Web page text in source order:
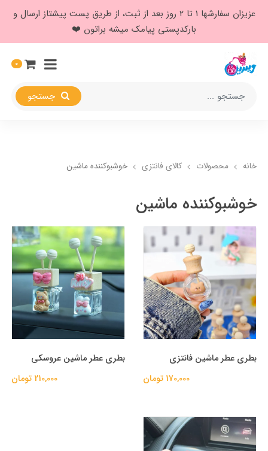
عزیزان سفارشها ۱ تا ۲ روز بعد از ثبت، از طریق پست پیشتاز ارسال و
بارکدپستی پیامک میشه براتون ❤️
0
خانه محصولات کالای فانتزی خوشبوکننده ماشین
خوشبوکننده ماشین
بطری عطر ماشین فانتزی
170,000 تومان
بطری عطر ماشین عروسکی
210,000 تومان